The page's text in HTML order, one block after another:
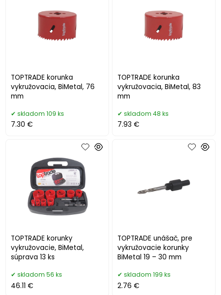
TOPTRADE korunka
vykružovacia, BiMetal, 76
mm
skladom 109 ks
7.30 €
TOPTRADE korunka
vykružovacia, BiMetal, 83
mm
skladom 48 ks
7.93 €
TOPTRADE korunky
vykružovacie, BiMetal,
súprava 13 ks
skladom 56 ks
46.11 €
TOPTRADE unášač, pre
vykružovacie korunky
BiMetal 19 – 30 mm
skladom 199 ks
2.76 €